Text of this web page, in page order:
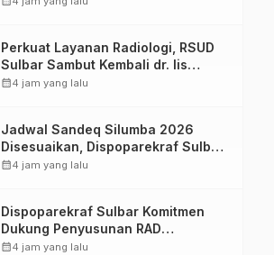
Perkuat Layanan Radiologi, RSUD
Sulbar Sambut Kembali dr. Iis
Imelda, Sp.Rad
calendar_month4 jam yang lalu
Jadwal Sandeq Silumba 2026
Disesuaikan, Dispoparekraf Sulbar
Pastikan Persiapan Tetap
calendar_month4 jam yang lalu
Dispoparekraf Sulbar Komitmen
Dukung Penyusunan RAD
TPB/SDGs Sulawesi Barat
calendar_month4 jam yang lalu